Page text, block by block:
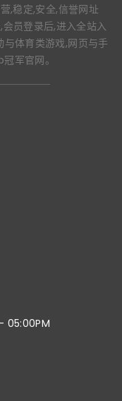
,稳定,安全,信誉网址
员登录后,进入全站入
与体育类游戏,网页与手
军官网。
05:00PM